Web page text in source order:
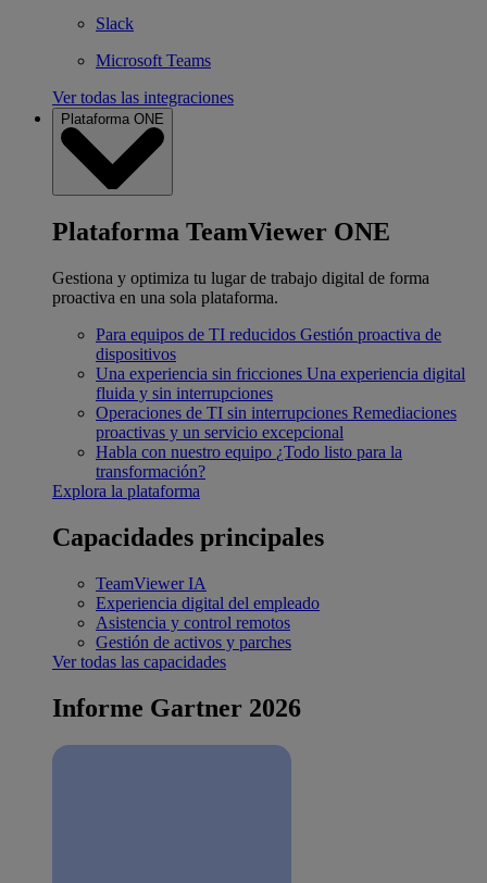
Slack
Microsoft Teams
Ver todas las integraciones
Plataforma ONE
Plataforma TeamViewer ONE
Gestiona y optimiza tu lugar de trabajo digital de forma
proactiva en una sola plataforma.
Para equipos de TI reducidos Gestión proactiva de
dispositivos
Una experiencia sin fricciones Una experiencia digital
fluida y sin interrupciones
Operaciones de TI sin interrupciones Remediaciones
proactivas y un servicio excepcional
Habla con nuestro equipo ¿Todo listo para la
transformación?
Explora la plataforma
Capacidades principales
TeamViewer IA
Experiencia digital del empleado
Asistencia y control remotos
Gestión de activos y parches
Ver todas las capacidades
Informe Gartner 2026